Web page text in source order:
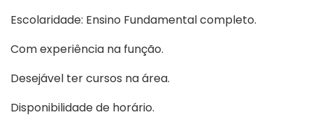
Escolaridade: Ensino Fundamental completo.
Com experiência na função.
Desejável ter cursos na área.
Disponibilidade de horário.